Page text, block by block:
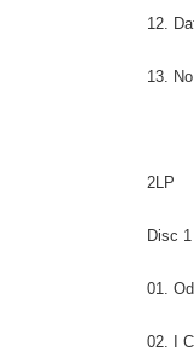
12.
13.
2LP
Disc 1
01.
02. I